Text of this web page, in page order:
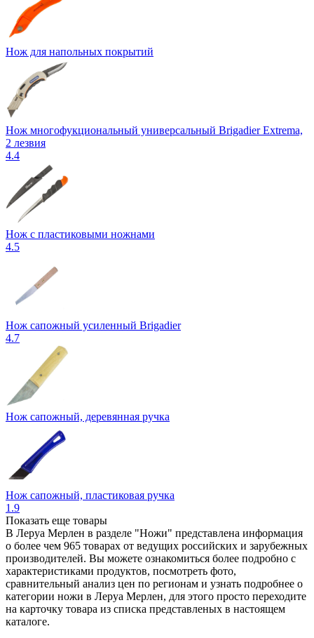
Нож для напольных покрытий
Нож многофукциональный универсальный Brigadier Extrema,
2 лезвия
4.4
Нож с пластиковыми ножнами
4.5
Нож сапожный усиленный Brigadier
4.7
Нож сапожный, деревянная ручка
Нож сапожный, пластиковая ручка
1.9
Показать еще товары
В Леруа Мерлен в разделе "Ножи" представлена информация
о более чем 965 товарах от ведущих российских и зарубежных
производителей. Вы можете ознакомиться более подробно c
характеристиками продуктов, посмотреть фото,
сравнительный анализ цен по регионам и узнать подробнее о
категории ножи в Леруа Мерлен, для этого просто переходите
на карточку товара из списка представленых в настоящем
каталоге.